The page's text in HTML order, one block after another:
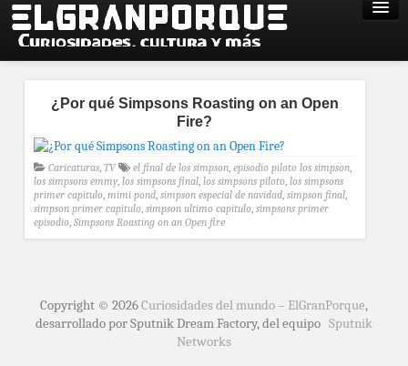
¿Por qué Simpsons Roasting on an Open
Fire?
Caricaturas, TV el final de los simpson, episodio piloto los simpson,
los simpsons emmy, los simpsons final, los simpsons piloto, los simpsons
primer capitulo, mimi pond, simpson especial de navidad, simpson final,
simpson primer capitulo, simpson ultimo capitulo, simpsons primer
episodio, Simpsons Roasting on an Open fire
Copyright © 2026Curiosidades del mundo – ElGranPorque,
desarrollado por Sputnik Dream Factory, del equipo Sputnik
Networks